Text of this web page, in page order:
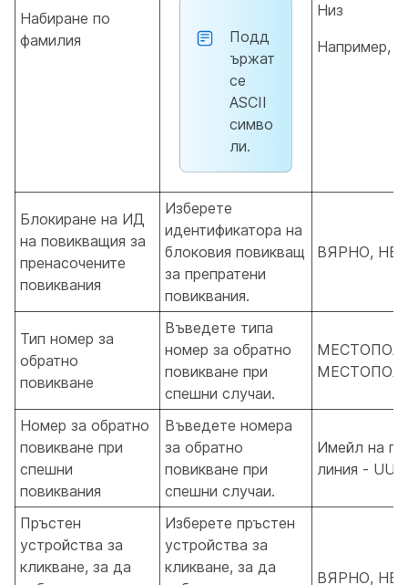
Набиране по
фамилия
Подд
ържат
се
ASCII
симво
ли.
Низ
Например,
Блокиране на ИД
на повикващия за
пренасочените
повиквания
Изберете
идентификатора на
блоковия повикващ
за препратени
повиквания.
ВЯРНО,
Тип номер за
обратно
повикване
Въведете типа
номер за обратно
повикване при
спешни случаи.
Номер за обратно
повикване при
спешни
повиквания
Въведете номера
за обратно
повикване при
спешни случаи.
Имейл на
линия -
Пръстен
устройства за
кликване, за да
Изберете пръстен
устройства за
кликване, за да
ВЯРНО,